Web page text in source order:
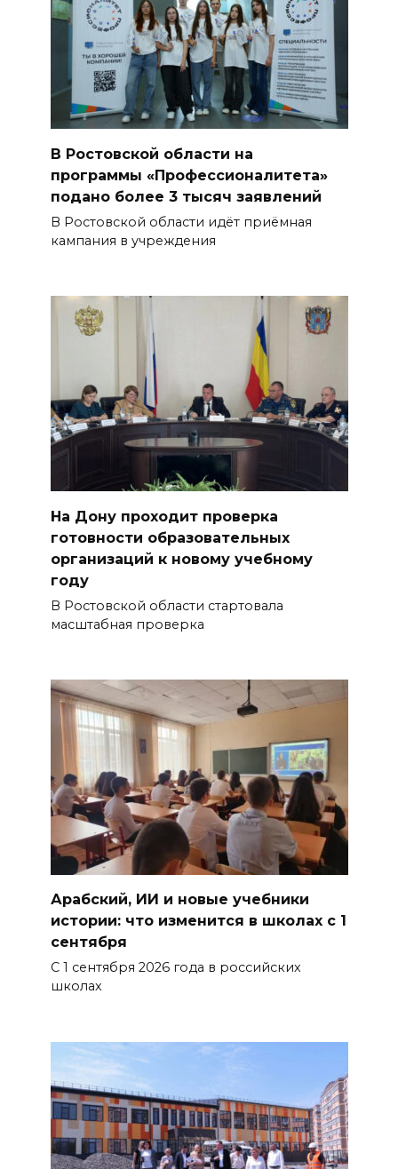
В Ростовской области на
программы «Профессионалитета»
подано более 3 тысяч заявлений
В Ростовской области идёт приёмная
кампания в учреждения
На Дону проходит проверка
готовности образовательных
организаций к новому учебному
году
В Ростовской области стартовала
масштабная проверка
Арабский, ИИ и новые учебники
истории: что изменится в школах с 1
сентября
С 1 сентября 2026 года в российских
школах